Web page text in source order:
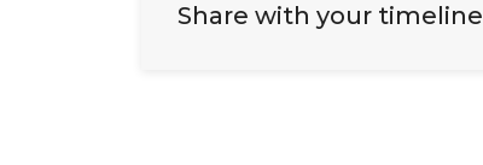
Share with your timeline